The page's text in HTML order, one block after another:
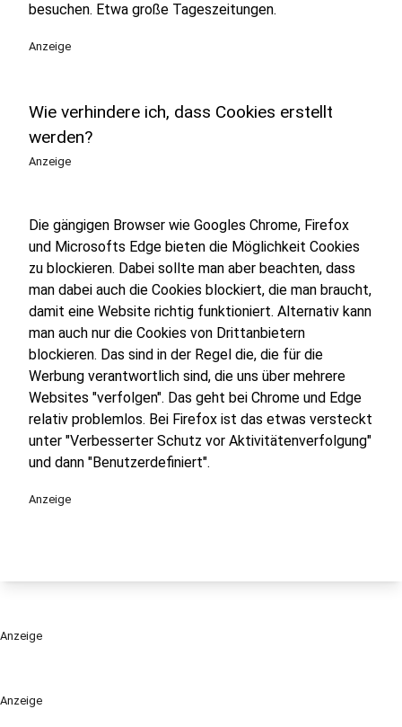
Anzeige
besuchen. Etwa große Tageszeitungen.
Anzeige
Wie verhindere ich, dass Cookies erstellt
werden?
Anzeige
Die gängigen Browser wie Googles Chrome, Firefox
und Microsofts Edge bieten die Möglichkeit Cookies
zu blockieren. Dabei sollte man aber beachten, dass
man dabei auch die Cookies blockiert, die man braucht,
damit eine Website richtig funktioniert. Alternativ kann
man auch nur die Cookies von Drittanbietern
blockieren. Das sind in der Regel die, die für die
Werbung verantwortlich sind, die uns über mehrere
Websites "verfolgen". Das geht bei Chrome und Edge
relativ problemlos. Bei Firefox ist das etwas versteckt
unter "Verbesserter Schutz vor Aktivitätenverfolgung"
und dann "Benutzerdefiniert".
Anzeige
Anzeige